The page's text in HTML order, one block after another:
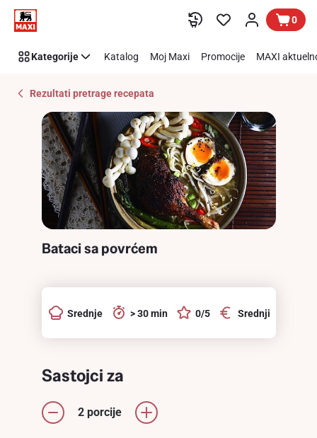
Preskoči link
Recipe
Details
0
Kategorije Katalog Moj Maxi Promocije MAXI
Rezultati pretrage recepata
Bataci sa povrćem
Srednje > 30 min 0/5 Srednji
Sastojci za
2 porcije